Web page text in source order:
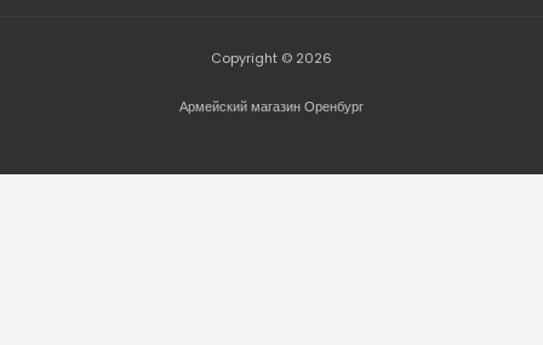
Copyright © 2026
Армейский магазин Оренбург